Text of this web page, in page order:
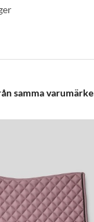
samma varumärke